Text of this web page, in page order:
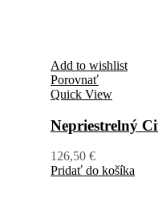
Add to wishlist
Porovnať
Quick View
Nepriestrelný
126,50 €
Pridať do košíka